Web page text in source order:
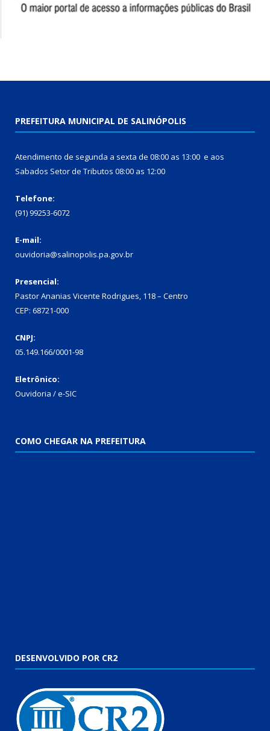
PREFEITURA MUNICIPAL DE SALINÓPOLIS
Atendimento de segunda a sexta de 08:00 as 13:00 e aos
Sabados Setor de Tributos 08:00 as 12:00
Telefone:
(91) 99253-6072
E-mail:
ouvidoria@salinopolis.pa.gov.br
Presencial:
Pastor Ananias Vicente Rodrigues, 118 – Centro
CEP: 68721-000
CNPJ:
05.149.166/0001-98
Eletrônico:
Ouvidoria / e-SIC
COMO CHEGAR NA PREFEITURA
DESENVOLVIDO POR CR2